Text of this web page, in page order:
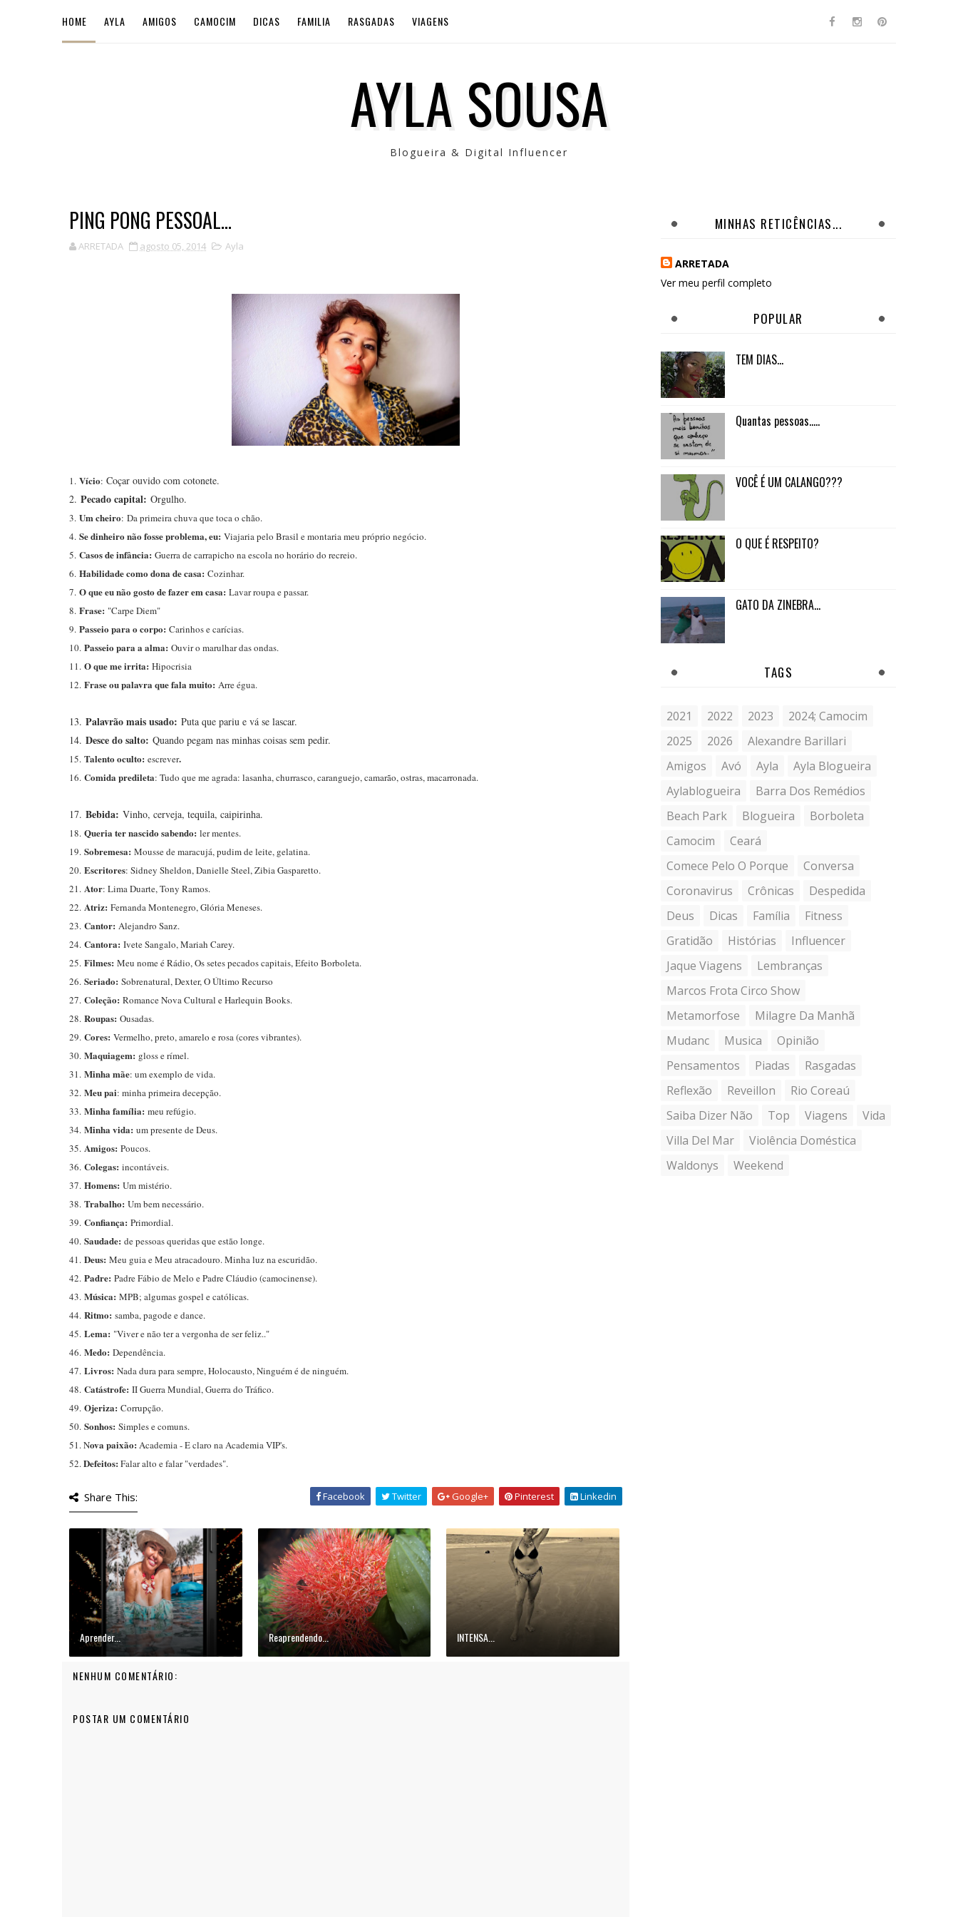
HOME AYLA AMIGOS CAMOCIM DICAS FAMILIA RASGADAS VIAGENS
AYLA SOUSA
Blogueira & Digital Influencer
PING PONG PESSOAL...
ARRETADA agosto 05, 2014 Ayla
1. Vício: Coçar ouvido com cotonete.
2. Pecado capital: Orgulho.
3. Um cheiro: Da primeira chuva que toca o chão.
4. Se dinheiro não fosse problema, eu: Viajaria pelo Brasil e montaria meu próprio negócio.
5. Casos de infância: Guerra de carrapicho na escola no horário do recreio.
6. Habilidade como dona de casa: Cozinhar.
7. O que eu não gosto de fazer em casa: Lavar roupa e passar.
8. Frase: "Carpe Diem"
9. Passeio para o corpo: Carinhos e carícias.
10. Passeio para a alma: Ouvir o marulhar das ondas.
11. O que me irrita: Hipocrisia
12. Frase ou palavra que fala muito: Arre égua.
13. Palavrão mais usado: Puta que pariu e vá se lascar.
14. Desce do salto: Quando pegam nas minhas coisas sem pedir.
15. Talento oculto: escrever.
16. Comida predileta: Tudo que me agrada: lasanha, churrasco, caranguejo, camarão, ostras, macarronada.
17. Bebida: Vinho, cerveja, tequila, caipirinha.
18. Queria ter nascido sabendo: ler mentes.
19. Sobremesa: Mousse de maracujá, pudim de leite, gelatina.
20. Escritores: Sidney Sheldon, Danielle Steel, Zibia Gasparetto.
21. Ator: Lima Duarte, Tony Ramos.
22. Atriz: Fernanda Montenegro, Glória Meneses.
23. Cantor: Alejandro Sanz.
24. Cantora: Ivete Sangalo, Mariah Carey.
25. Filmes: Meu nome é Rádio, Os setes pecados capitais, Efeito Borboleta.
26. Seriado: Sobrenatural, Dexter, O Último Recurso
27. Coleção: Romance Nova Cultural e Harlequin Books.
28. Roupas: Ousadas.
29. Cores: Vermelho, preto, amarelo e rosa (cores vibrantes).
30. Maquiagem: gloss e rímel.
31. Minha mãe: um exemplo de vida.
32. Meu pai: minha primeira decepção.
33. Minha família: meu refúgio.
34. Minha vida: um presente de Deus.
35. Amigos: Poucos.
36. Colegas: incontáveis.
37. Homens: Um mistério.
38. Trabalho: Um bem necessário.
39. Confiança: Primordial.
40. Saudade: de pessoas queridas que estão longe.
41. Deus: Meu guia e Meu atracadouro. Minha luz na escuridão.
42. Padre: Padre Fábio de Melo e Padre Cláudio (camocinense).
43. Música: MPB; algumas gospel e católicas.
44. Ritmo: samba, pagode e dance.
45. Lema: "Viver e não ter a vergonha de ser feliz.."
46. Medo: Dependência.
47. Livros: Nada dura para sempre, Holocausto, Ninguém é de ninguém.
48. Catástrofe: II Guerra Mundial, Guerra do Tráfico.
49. Ojeriza: Corrupção.
50. Sonhos: Simples e comuns.
51. Nova paixão: Academia - E claro na Academia VIP's.
52.Defeitos: Falar alto e falar "verdades".
Share This: Facebook Twitter Google+ Pinterest Linkedin
Aprender... Reaprendendo... INTENSA...
NENHUM COMENTÁRIO:
POSTAR UM COMENTÁRIO
MINHAS RETICÊNCIAS...
ARRETADA
Ver meu perfil completo
POPULAR
TEM DIAS...
Quantas pessoas.....
VOCÊ É UM CALANGO???
O QUE É RESPEITO?
GATO DA ZINEBRA...
TAGS
2021 2022 2023
2024; Camocim
2025
2026
Alexandre Barillari
Amigos
Avó Ayla
Ayla Blogueira
Aylablogueira
Barra Dos Remédios
Beach Park
Blogueira
Borboleta
Camocim
Ceará
Comece Pelo O Porque
Conversa
Coronavirus
Crônicas
Despedida
Deus
Dicas Família
Fitness
Gratidão
Histórias
Influencer
Jaque Viagens
Lembranças
Marcos Frota Circo Show
Metamorfose
Milagre Da Manhã
Mudanc
Musica
Opinião
Pensamentos
Piadas
Rasgadas
Reflexão
Reveillon
Rio Coreaú
Saiba Dizer Não
Top Viagens
Vida
Villa Del Mar
Violência Doméstica
Waldonys
Weekend